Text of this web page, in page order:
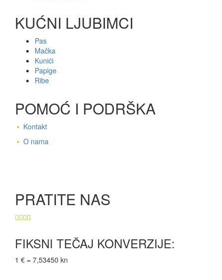
KUĆNI LJUBIMCI
Pas
Mačka
Kunići
Papige
Ribe
POMOĆ I PODRŠKA
• Kontakt
• O nama
PRATITE NAS
FIKSNI TEČAJ KONVERZIJE:
1 € = 7,53450 kn